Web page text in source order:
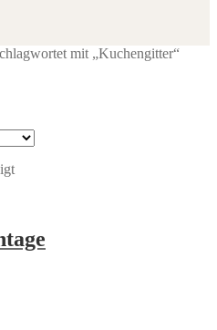
mit „Kuchengitter“